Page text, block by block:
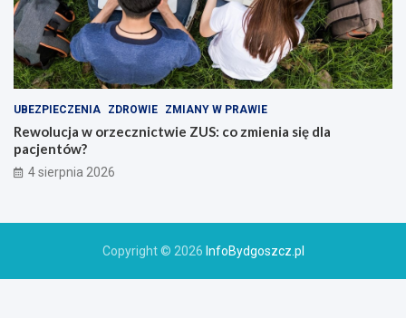
UBEZPIECZENIA ZDROWIE ZMIANY W PRAWIE
Rewolucja w orzecznictwie ZUS: co zmienia się dla
pacjentów?
4 sierpnia 2026
Copyright © 2026 InfoBydgoszcz.pl